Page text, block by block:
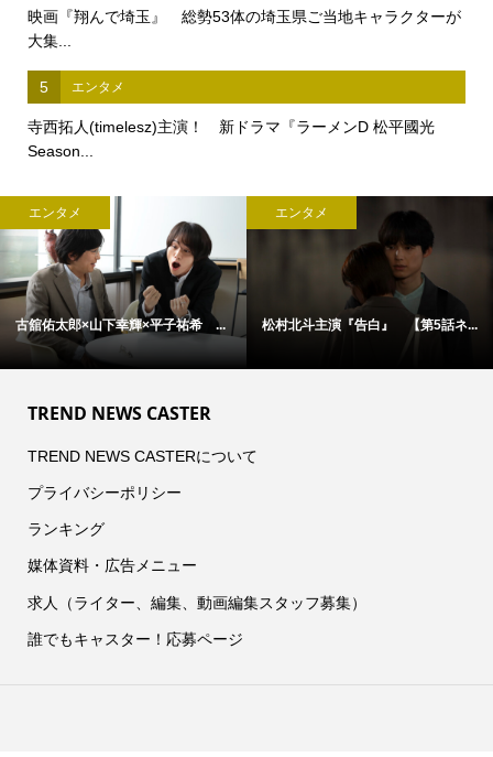
映画『翔んで埼玉』 総勢53体の埼玉県ご当地キャラクターが
大集...
5 エンタメ
寺西拓人(timelesz)主演！ 新ドラマ『ラーメンD 松平國光
Season...
エンタメ
古舘佑太郎×山下幸輝×平子祐希 ...
エンタメ
松村北斗主演『告白』 【第5話ネ...
TREND NEWS CASTER
TREND NEWS CASTERについて
プライバシーポリシー
ランキング
媒体資料・広告メニュー
求人（ライター、編集、動画編集スタッフ募集）
誰でもキャスター！応募ページ